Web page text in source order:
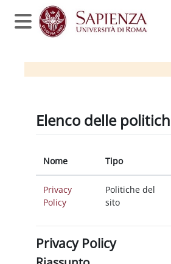
Vai al contenuto principale
Pannello laterale
Elenco delle
Nome Tipo
Privacy
Policy
Politiche del
sito
Privacy Policy